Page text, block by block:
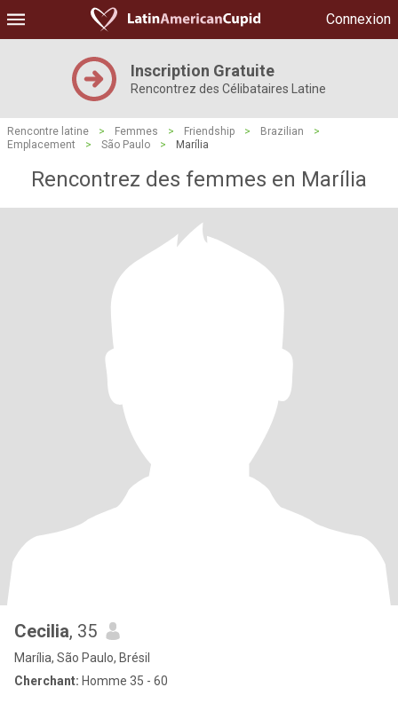
Connexion
Inscription Gratuite
Rencontrez des Célibataires Latine
Rencontre latine > Femmes > Friendship > Brazilian
>
Emplacement
> São Paulo > Marília
Rencontrez des femmes en Marília
Cecilia, 35
Marília, São Paulo, Brésil
Cherchant: Homme 35 - 60